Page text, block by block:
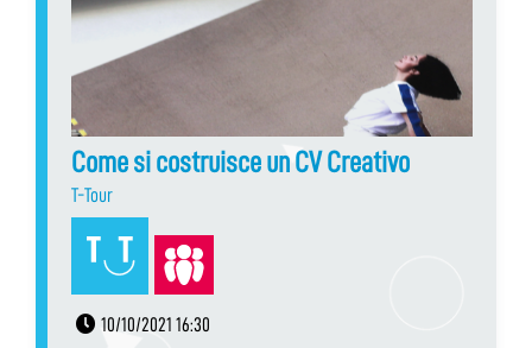
Come si costruisce un CV Creativo
T-Tour
10/10/2021 16:30